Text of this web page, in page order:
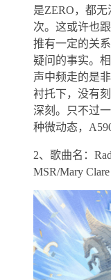
是ZERO，都
次。这或许也
推有一定的关
疑问的事实。
声中频走的是
衬托下，没有
深刻。只不过
种微动态，
2、歌曲名：
MSR/Mary